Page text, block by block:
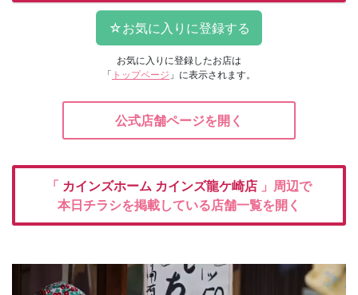
お気に入りに登録したお店は
「 トップページ 」に表示されます。
公式店舗ページを開く
「 カインズホーム カインズ龍ケ崎店 」周辺で
本日チラシを掲載している店舗一覧を開く